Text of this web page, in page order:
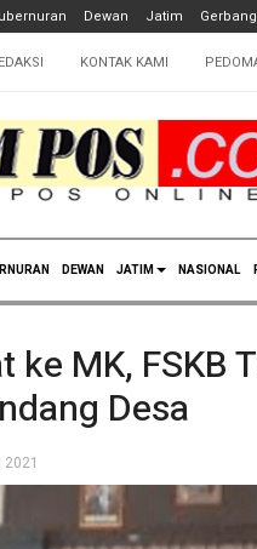
Dewan Jatim
KONTAK KAMI
DEWAN JATIM NASIONAL
ke MK, FSKB
Desa